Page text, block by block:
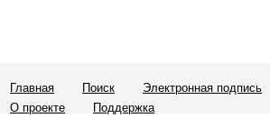
Главная Поиск Электронная подпись
О проекте
Поддержка